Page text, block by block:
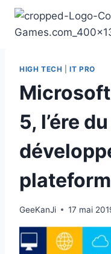
Aller
contenu
HIGH TECH |IT PRO
5, l’ére du
GeeKanJi 17 mai